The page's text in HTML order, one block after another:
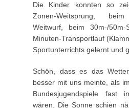
Die Kinder konnten so
Zonen-Weitsprung, beim
Weitwurf, beim 30m-/
Minuten-Transportlauf
Sportunterrichts gelernt und
Schön, dass es das
besser mit uns meinte, als
Bundesjugendspiele fast
wären. Die Sonne schien